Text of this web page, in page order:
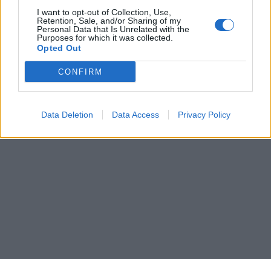
I want to opt-out of Collection, Use,
Retention, Sale, and/or Sharing of my
Personal Data that Is Unrelated with the
Purposes for which it was collected.
Opted Out
CONFIRM
Data Deletion Data Access Privacy Policy